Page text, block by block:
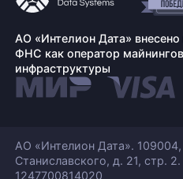
АО «Интелион Дата» внесено
ФНС как оператор
инфраструктуры
АО «Интелион Дата». 109004,
Станиславского, д. 21, стр.
1247700814020